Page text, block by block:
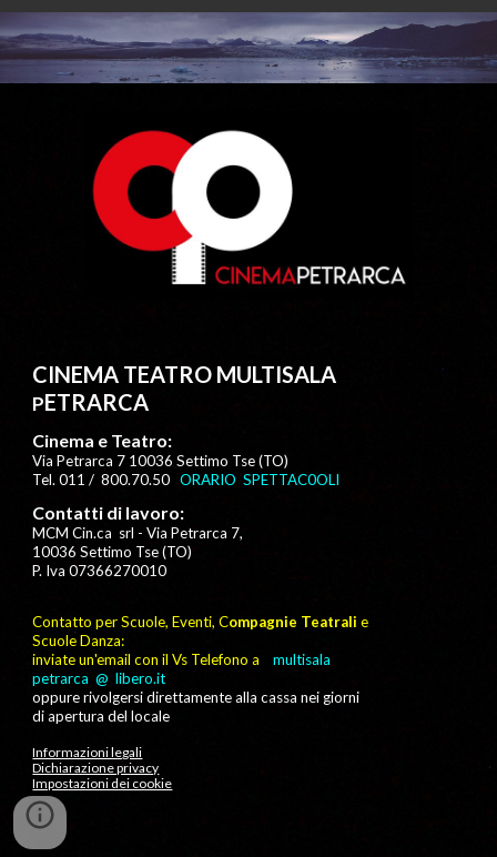
CINEMA TEATRO MULTISALA
PETRARCA
Cinema e Teatro:
Via Petrarca 7 10036 Settimo Tse (TO)
Tel. 011 / 800.70.50 ORARIO SPETTAC0OLI
Contatti di lavoro:
MCM Cin.ca srl -Via Petrarca 7,
10036 Settimo Tse (TO)
P. Iva 07366270010
Contatto per Scuole, Eventi, Compagnie Teatrali e
Scuole Danza:
inviate un'email con il Vs Telefono a
multisala
petrarca @ libero.it
oppurerivolgersi direttamente alla cassa nei giorni
di apertura del locale
Informazioni legali
Dichiarazione privacy
Impostazioni dei cookie